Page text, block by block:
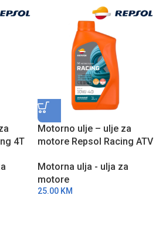
4T
Motorno ulje – ulje za
motore Repsol Racing ATV
Motorna ulja - ulja za
motore
25.00 KM